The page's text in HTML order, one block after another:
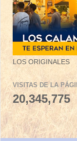
LOS ORIGINALES
VISITAS DE LA
20,345,775